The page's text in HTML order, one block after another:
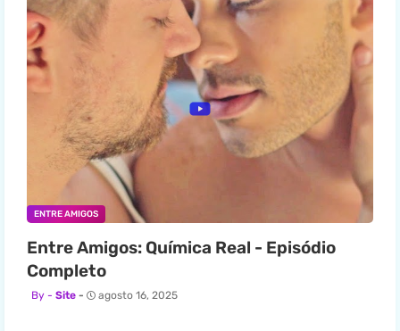
ENTRE AMIGOS
Entre Amigos: Química Real - Episódio
Completo
Site agosto 16, 2025